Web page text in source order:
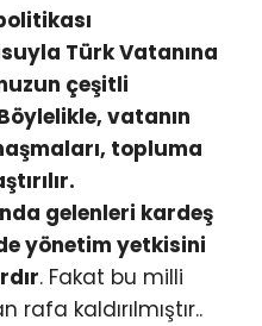
Türk Vatanına
çeşitli
vatanın
topluma
gelenleri kardeş
yönetim yetkisini
. Fakat bu milli
rafa kaldırılmıştır..